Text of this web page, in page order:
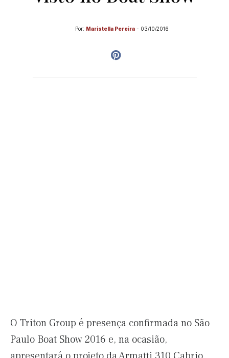
Por: Maristella Pereira - 03/10/2016
O Triton Group é presença confirmada no São
Paulo Boat Show 2016 e, na ocasião,